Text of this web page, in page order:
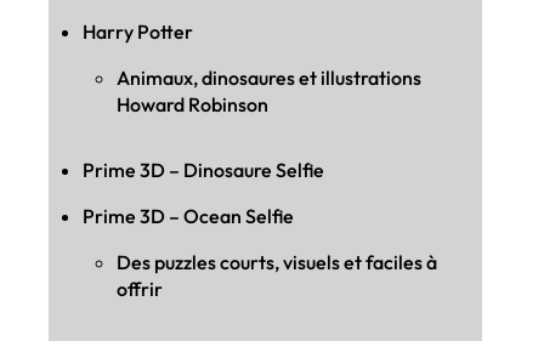
Harry Potter
Animaux, dinosaures et illustrations
Howard Robinson
Prime 3D – Dinosaure Selfie
Prime 3D – Ocean Selfie
Des puzzles courts, visuels et faciles à
offrir